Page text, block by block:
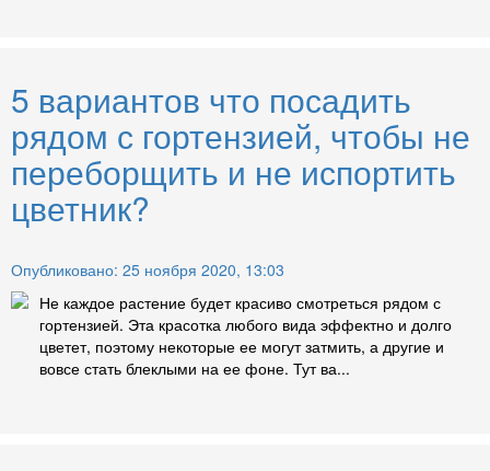
5 вариантов что посадить
рядом с гортензией, чтобы не
переборщить и не испортить
цветник?
Опубликовано: 25 ноября 2020, 13:03
Не каждое растение будет красиво смотреться рядом с
гортензией. Эта красотка любого вида эффектно и долго
цветет, поэтому некоторые ее могут затмить, а другие и
вовсе стать блеклыми на ее фоне. Тут ва...